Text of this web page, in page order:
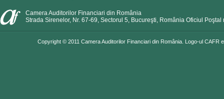
Camera Auditorilor Financiari din România
Strada Sirenelor, Nr. 67-69, Sectorul 5, Bucureşti, România Oficiul Poştal
Copyright © 2011 Camera Auditorilor Financiari din România. Logo-ul